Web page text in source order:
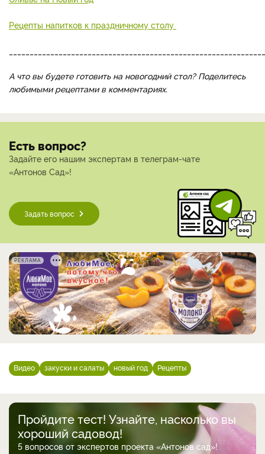
Рецепты напитков к праздничному столу
А что вы будете готовить на новогодний стол? Поделитесь
любимыми рецептами в комментариях.
Есть вопрос?
Задайте его нашим экспертам в телеграм-чате
«Антонов Сад»!
Задать вопрос
РЕКЛАМА
Видео закуски и салаты новый год Рецепты
Пройдите тест! Узнайте, насколько вы
хороший садовод!
5 вопросов от экспертов проекта «Антонов сад»!